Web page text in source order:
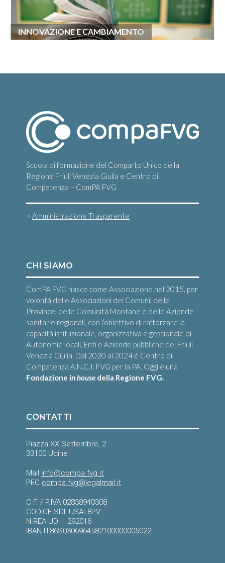
INNOVAZIONE E CAMBIAMENTO
Scuola di formazione del Comparto Unico della
Regione Friuli Venezia Giulia e Centro di
Competenza – ComPA FVG
>Amministrazione Trasparente
CHI SIAMO
ComPA FVG nasce come Associazione nel 2015, per
volontà delle Associazioni dei Comuni, delle
Province, delle Comunità Montane e delle Aziende
sanitarie regionali, con l’obiettivo di rafforzare la
capacità istituzionale, organizzativa e gestionale di
Autonomie locali, Enti e Aziende pubbliche del Friuli
Venezia Giulia. Dal 2020 al 2024 è Centro di
Competenza A.N.C.I. FVG per la PA. Oggi è una
Fondazionein house della Regione FVG.
CONTATTI
Piazza XX Settembre, 2
33100 Udine
Mail info@compa.fvg.it
PEC compa.fvg@legalmail.it
C.F. / P.IVA 02838940308
CODICE SDI: USAL8PV
N.REA UD – 292016
IBAN IT86S0306964582100000005022